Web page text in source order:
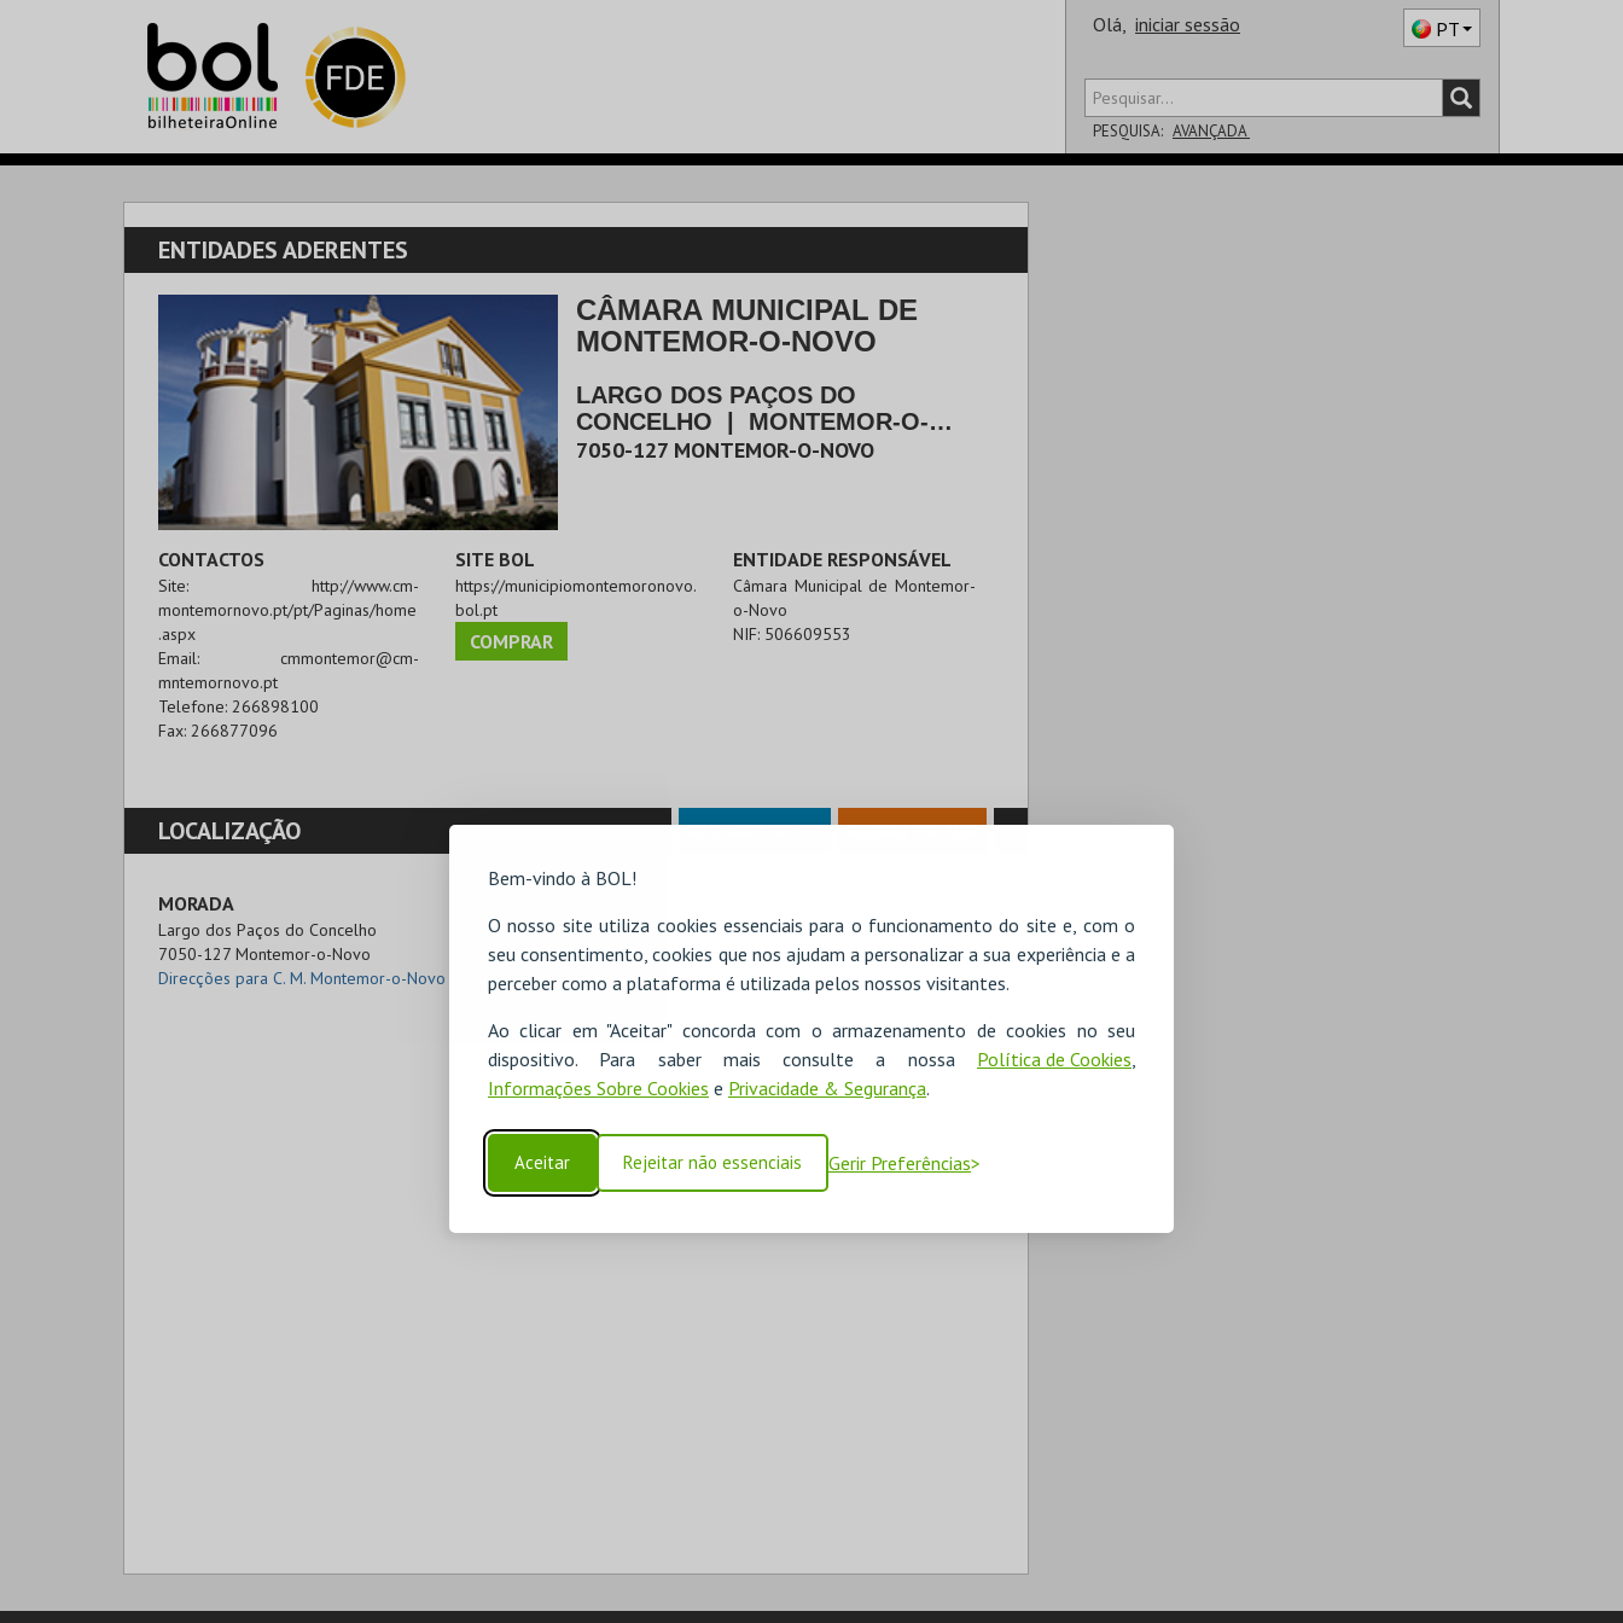
Bem-vindo à BOL!
O nosso site utiliza cookies essenciais para o funcionamento do site e, com o
seu consentimento, cookies que nos ajudam a personalizar a sua experiência e a
perceber como a plataforma é utilizada pelos nossos visitantes.
Ao clicar em "Aceitar" concorda com o armazenamento de cookies no seu
dispositivo. Para saber mais consulte a nossa Política de Cookies,
Informações Sobre Cookies e Privacidade & Segurança.
Aceitar Rejeitar não essenciais Gerir Preferências
Olá, iniciar sessão PT
PESQUISA: AVANÇADA
ENTIDADES ADERENTES
CÂMARA MUNICIPAL DE
MONTEMOR-O-NOVO
LARGO DOS PAÇOS DO
CONCELHO
MONTEMOR-O-
NOVO
7050-127 MONTEMOR-O-NOVO
CONTACTOS
Site: http://www.cm-
montemornovo.pt/pt/Paginas/home
.aspx
Email: cmmontemor@cm-
mntemornovo.pt
Telefone: 266898100
Fax: 266877096
SITE BOL
https://municipiomontemoronovo.
bol.pt
COMPRAR
ENTIDADE RESPONSÁVEL
Câmara Municipal de Montemor-
o-Novo
NIF: 506609553
LOCALIZAÇÃO RESERVAR HOTEL ALUGAR VIATURA
MORADA
Largo dos Paços do Concelho
7050-127 Montemor-o-Novo
Direcções para C. M. Montemor-o-Novo